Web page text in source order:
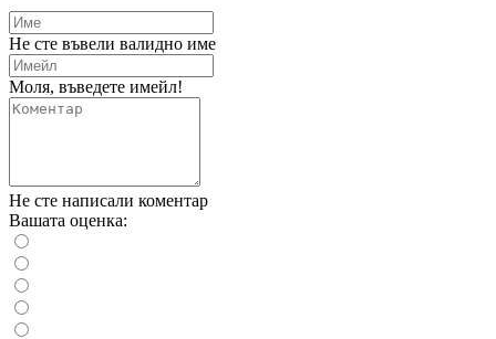
Не сте въвели валидно име
Моля, въведете имейл!
Не сте написали коментар
Вашата оценка: